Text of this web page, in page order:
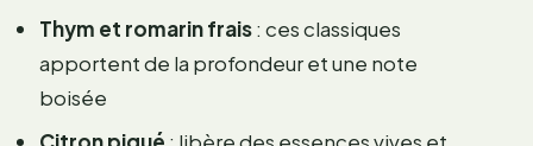
Thym et romarin frais: ces classiques
apportent de la profondeur et une note
boisée